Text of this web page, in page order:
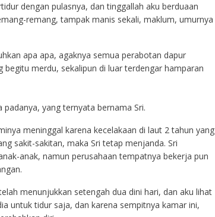
dengan pulasnya, dan tinggallah aku berduaan
remang, tampak manis sekali, maklum, umurnya
apa apa, agaknya semua perabotan dapur
merdu, sekalipun di luar terdengar hamparan
yang ternyata bernama Sri.
meninggal karena kecelakaan di laut 2 tahun yang
sakit-sakitan, maka Sri tetap menjanda. Sri
anak, namun perusahaan tempatnya bekerja pun
menunjukkan setengah dua dini hari, dan aku lihat
untuk tidur saja, dan karena sempitnya kamar ini,